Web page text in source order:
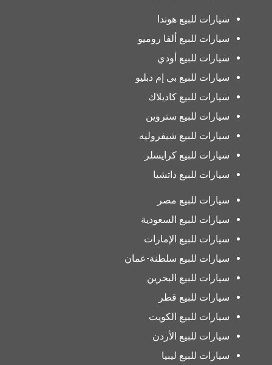
سيارات للبيع هوندا
سيارات للبيع ألفا روميو
سيارات للبيع أودي
سيارات للبيع بي إم دبليو
سيارات للبيع كاديلاك
سيارات للبيع ستروين
سيارات للبيع شيفروليه
سيارات للبيع كرايسلر
سيارات للبيع داتشيا
سيارات للبيع مصر
سيارات للبيع السعودية
سيارات للبيع الإمارات
سيارات للبيع سلطنة-عمان
سيارات للبيع البحرين
سيارات للبيع قطر
سيارات للبيع الكويت
سيارات للبيع الأردن
سيارات للبيع ليبيا